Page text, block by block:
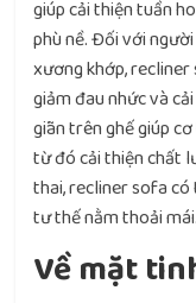
giúp cải thiện tuần
phù nề. Đối với
xương khớp,
giảm đau nhức và
giãn trên ghế giúp
từ đó cải thiện chất
thai, recliner sofa có
tư thế nằm thoải mái.
Về mặt